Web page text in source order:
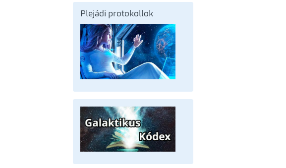
Plejádi protokollok